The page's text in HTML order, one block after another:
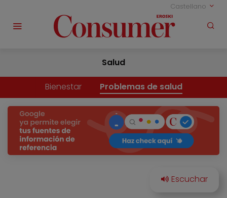
Castellano
Salud
Bienestar Problemas de salud